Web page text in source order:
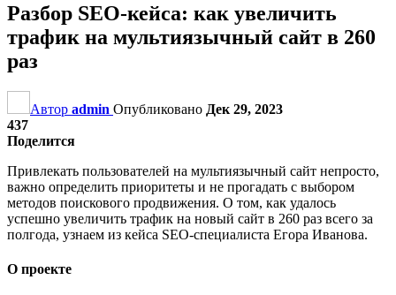
Разбор SEO-кейса: как увеличить
трафик на мультиязычный сайт в 260
раз
Автор admin Опубликовано Дек 29, 2023
437
Поделится
Привлекать пользователей на мультиязычный сайт непросто,
важно определить приоритеты и не прогадать с выбором
методов поискового продвижения. О том, как удалось
успешно увеличить трафик на новый сайт в 260 раз всего за
полгода, узнаем из кейса SEO-специалиста Егора Иванова.
О проекте